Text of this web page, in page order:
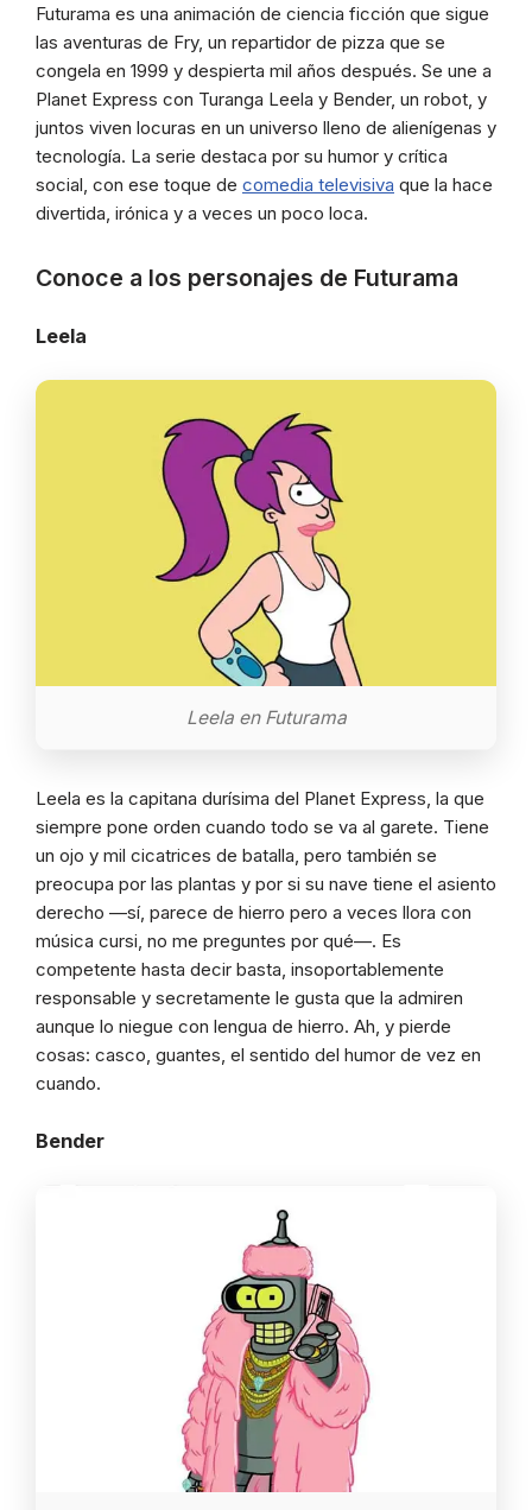
Futurama es una animación de ciencia ficción que sigue
las aventuras de Fry, un repartidor de pizza que se
congela en 1999 y despierta mil años después. Se une a
Planet Express con Turanga Leela y Bender, un robot, y
juntos viven locuras en un universo lleno de alienígenas y
tecnología. La serie destaca por su humor y crítica
social, con ese toque de comedia televisiva que la hace
divertida, irónica y a veces un poco loca.
Conoce a los personajes de Futurama
Leela
Leela en Futurama
Leela es la capitana durísima del Planet Express, la que
siempre pone orden cuando todo se va al garete. Tiene
un ojo y mil cicatrices de batalla, pero también se
preocupa por las plantas y por si su nave tiene el asiento
derecho —sí, parece de hierro pero a veces llora con
música cursi, no me preguntes por qué—. Es
competente hasta decir basta, insoportablemente
responsable y secretamente le gusta que la admiren
aunque lo niegue con lengua de hierro. Ah, y pierde
cosas: casco, guantes, el sentido del humor de vez en
cuando.
Bender